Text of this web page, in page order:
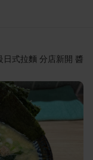
日式拉麵 分店新開 醬